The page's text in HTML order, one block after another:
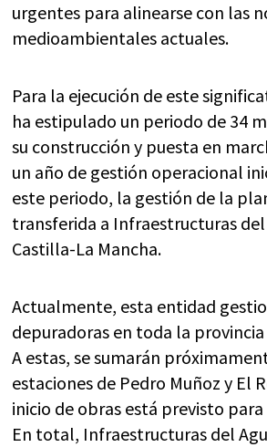
urgentes para alinearse con las
medioambientales actuales.
Para la ejecución de este
ha estipulado un periodo de 34
su construcción y puesta en
un año de gestión operacional
este periodo, la gestión de la
transferida a Infraestructuras del
Castilla-La Mancha.
Actualmente, esta entidad
depuradoras en toda la provincia
A estas, se sumarán
estaciones de Pedro Muñoz y El
inicio de obras está previsto
En total, Infraestructuras del